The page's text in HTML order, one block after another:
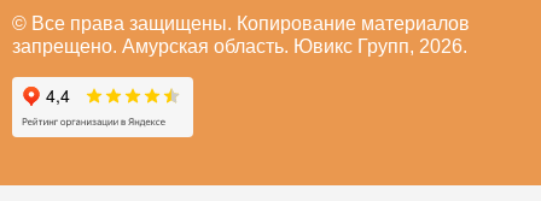
© Все права защищены. Копирование материалов
запрещено. Амурская область. Ювикс Групп, 2026.